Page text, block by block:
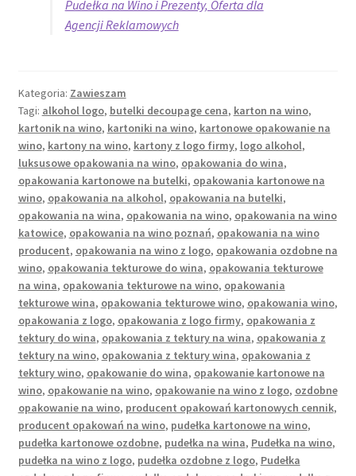
Pudełka na Wino i Prezenty, Oferta dla
Agencji Reklamowych
Kategoria: Zawieszam
Tagi: alkohol logo, butelki decoupage cena, karton na wino,
kartonik na wino, kartoniki na wino, kartonowe opakowanie na
wino, kartony na wino, kartony z logo firmy, logo alkohol,
luksusowe opakowania na wino, opakowania do wina,
opakowania kartonowe na butelki, opakowania kartonowe na
wino, opakowania na alkohol, opakowania na butelki,
opakowania na wina, opakowania na wino, opakowania na wino
katowice, opakowania na wino poznań, opakowania na wino
producent, opakowania na wino z logo, opakowania ozdobne na
wino, opakowania tekturowe do wina, opakowania tekturowe
na wina, opakowania tekturowe na wino, opakowania
tekturowe wina, opakowania tekturowe wino, opakowania wino,
opakowania z logo, opakowania z logo firmy, opakowania z
tektury do wina, opakowania z tektury na wina, opakowania z
tektury na wino, opakowania z tektury wina, opakowania z
tektury wino, opakowanie do wina, opakowanie kartonowe na
wino, opakowanie na wino, opakowanie na wino z logo, ozdobne
opakowanie na wino, producent opakowań kartonowych cennik,
producent opakowań na wino, pudełka kartonowe na wino,
pudełka kartonowe ozdobne, pudełka na wina, Pudełka na wino,
pudełka na wino z logo, pudełka ozdobne z logo, Pudełka